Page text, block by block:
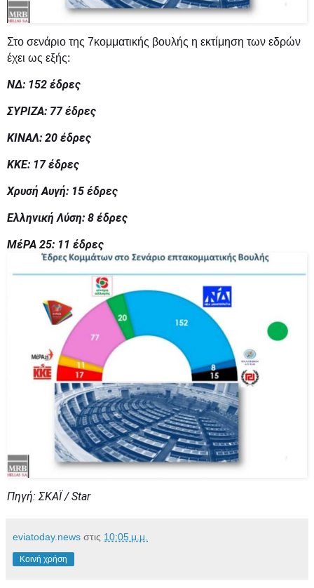
Στο σενάριο της 7κομματικής βουλής η εκτίμηση των εδρών
έχει ως εξής:
ΝΔ: 152 έδρες
ΣΥΡΙΖΑ: 77 έδρες
ΚΙΝΑΛ: 20 έδρες
ΚΚΕ: 17 έδρες
Χρυσή Αυγή: 15 έδρες
Ελληνική Λύση: 8 έδρες
ΜέΡΑ 25: 11 έδρες
Πηγή: ΣΚΑΪ / Star
eviatoday.news στις 10:05 μ.μ.
Κοινή χρήση